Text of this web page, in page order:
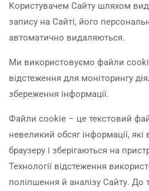
Користувачем Сайту шляхом
запису на Сайті, його
автоматично видаляються.
Ми використовуємо файли сookie
відстеження для моніторингу
збереження інформації.
Файли сookie – це текстовий
невеликий обсяг інформації,
браузеру і зберігаються на
Технології відстеження
поліпшення й аналізу Сайту. До